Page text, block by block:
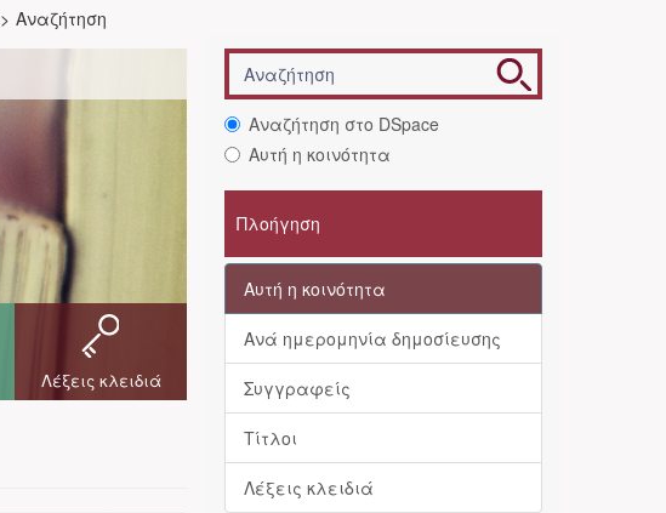
Αναζήτηση
Λέξεις κλειδιά
Αναζήτηση στο DSpace
Αυτή η κοινότητα
Πλοήγηση
Αυτή η κοινότητα
Ανά ημερομηνία δημοσίευσης
Συγγραφείς
Τίτλοι
Λέξεις κλειδιά